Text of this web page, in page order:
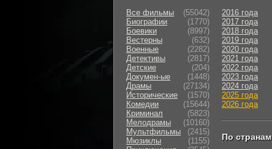
Все фильмы
(55042)
Биографии
(1770)
Боевики
(8997)
Вестерны
(632)
Военные
(2282)
Детективы
(2817)
Детские
(204)
Докумен-ые
(1448)
Драмы
(27134)
Исторические
(1570)
Комедии
(15644)
Криминал
(5823)
Мелодрамы
(10160)
Мультфильмы
(2415)
Мюзиклы
(1155)
2016 года
2017 года
2018 года
2019 года
2020 года
2021 года
2022 года
2023 года
2024 года
2025 года
2026 года
По странам